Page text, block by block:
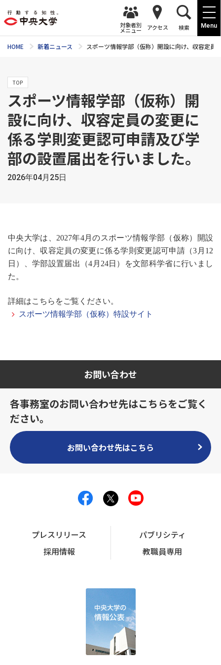
Menu
対象者別
メニュー アクセス 検索
HOME 新着ニュース スポーツ情報学部（仮称）開設に向け、収容定
TOP
スポーツ情報学部（仮称）開
設に向け、収容定員の変更に
係る学則変更認可申請及び学
部の設置届出を行いました。
2026年04月25日
中央大学は、2027年4月のスポーツ情報学部（仮称）開設
に向け、収容定員の変更に係る学則変更認可申請（3月12
日）、学部設置届出（4月24日）を文部科学省に行いまし
た。
詳細はこちらをご覧ください。
スポーツ情報学部（仮称）特設サイト
お問い合わせ
各事務室のお問い合わせ先はこちらをご覧く
ださい。
お問い合わせ先はこちら
プレスリリース
パブリシティ
採用情報
教職員専用